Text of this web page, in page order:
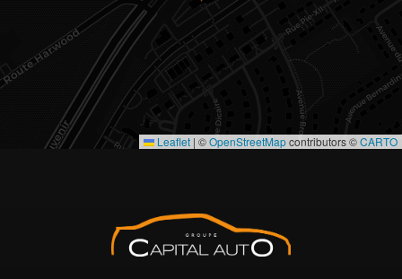
Leaflet | ©OpenStreetMapcontributors ©CARTO